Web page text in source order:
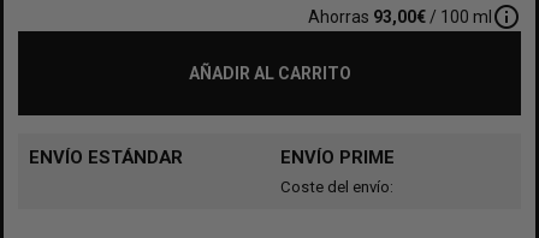
Ahorras 93,00€ / 100 mlinfo_outline
AÑADIR AL CARRITO
ENVÍO ESTÁNDAR ENVÍO PRIME
Coste del envío: